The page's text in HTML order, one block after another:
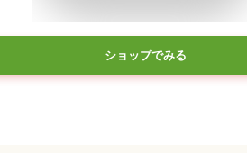
ショップでみる